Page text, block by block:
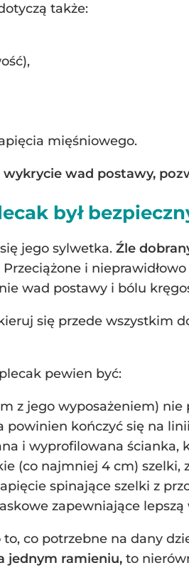
także:
mięśniowego.
wad postawy,
był
jego sylwetka. Źle
Przeciążone i
wad postawy i bólu
się przede
pewien być:
z jego wyposażeniem) nie
powinien kończyć się na
i wyprofilowana ścianka,
(co najmniej 4 cm) szelki,
spinające szelki z
zapewniające
co potrzebne na dany
jednym ramieniu, to